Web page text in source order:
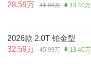
28.59万
41.99万 13.40万
2026款 2.0T 铂金型
32.59万
45.99万 13.40万